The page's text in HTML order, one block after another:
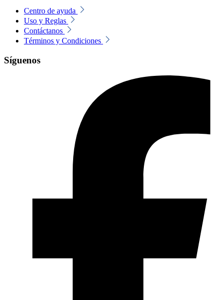
Centro de ayuda
Uso y Reglas
Contáctanos
Términos y Condiciones
Síguenos